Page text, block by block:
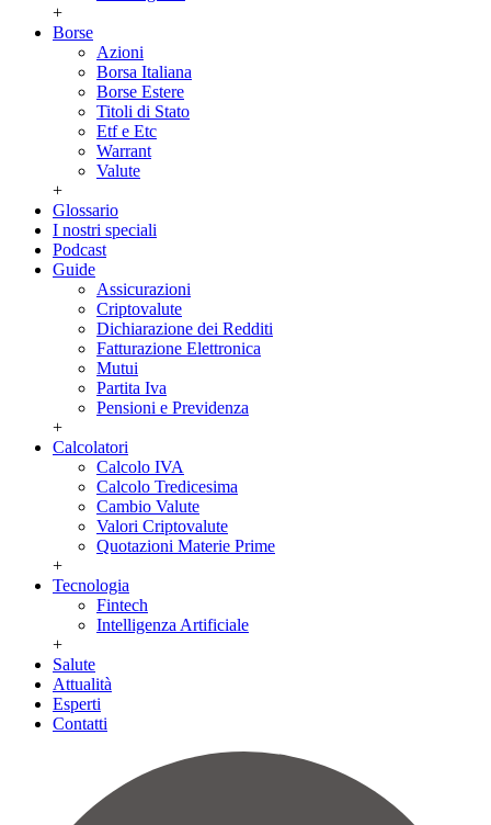
+
Borse
Azioni
Borsa Italiana
Borse Estere
Titoli di Stato
Etf e Etc
Warrant
Valute
+
Glossario
I nostri speciali
Podcast
Guide
Assicurazioni
Criptovalute
Dichiarazione dei Redditi
Fatturazione Elettronica
Mutui
Partita Iva
Pensioni e Previdenza
+
Calcolatori
Calcolo IVA
Calcolo Tredicesima
Cambio Valute
Valori Criptovalute
Quotazioni Materie Prime
+
Tecnologia
Fintech
Intelligenza Artificiale
+
Salute
Attualità
Esperti
Contatti